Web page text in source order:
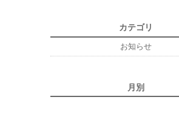
カテゴリ
お知らせ
月別